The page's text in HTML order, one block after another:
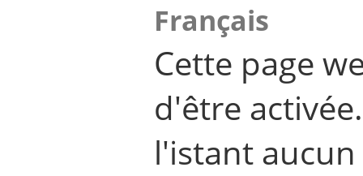
Français
Cette page
d'être
l'istant